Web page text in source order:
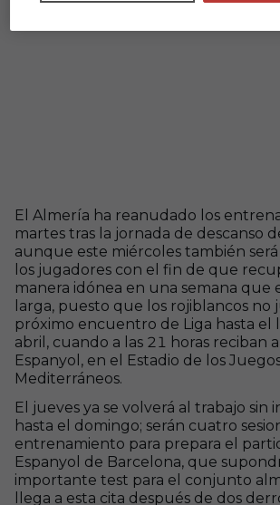
El Almería ha reanudado los
martes tras la jornada de descanso
aunque este miércoles también
los jugadores con el fin de que
manera idónea en una semana que
larga, puesto que los rojiblancos no
próximo encuentro de Liga hasta el
abril, cuando a las 21 horas reciban
Espanyol, en el Estadio de los
Mediterráneos.
El jueves ya se volverá al trabajo sin
hasta el domingo; serán cuatro
entrenamiento para prepara el
Espanyol de Barcelona, que
importante test para el conjunto
llega a esta cita después de dos